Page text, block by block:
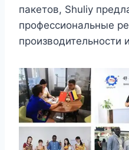
пакетов, Shuliy
профессиональные
производительности